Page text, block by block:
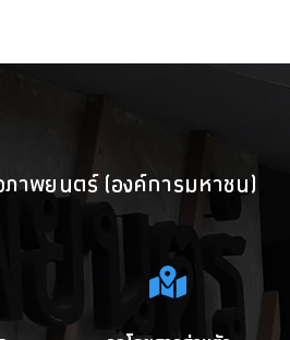
ภาพยนตร์ (องค์การมหาชน)